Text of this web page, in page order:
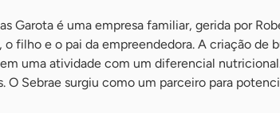
Garota é uma empresa familiar, gerida por
filho e o pai da empreendedora. A criação de
uma atividade com um diferencial
O Sebrae surgiu como um parceiro para